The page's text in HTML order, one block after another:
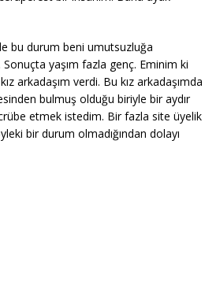
bu durum beni umutsuzluğa
yaşım fazla genç. Eminim ki
arkadaşım verdi. Bu kız arkadaşımda
bulmuş olduğu biriyle bir aydır
etmek istedim. Bir fazla site üyelik
bir durum olmadığından dolayı